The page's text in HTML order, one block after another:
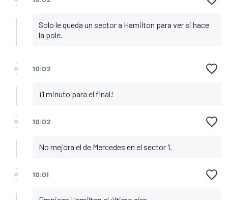
Solo le queda un sector a Hamilton para ver si hace
la pole.
10:02
¡1 minuto para el final!
10:02
No mejora el de Mercedes en el sector 1.
10:01